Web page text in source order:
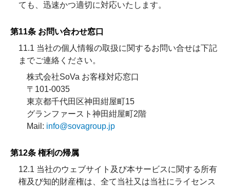
ても、迅速かつ適切に対応いたします。
第11条 お問い合わせ窓口
11.1 当社の個人情報の取扱に関するお問い合せは下記
までご連絡ください。
株式会社SoVa お客様対応窓口
〒101-0035
東京都千代田区神田紺屋町15
グランファースト神田紺屋町2階
Mail: info@sovagroup.jp
第12条 権利の帰属
12.1 当社のウェブサイト及び本サービスに関する所有
権及び知的財産権は、全て当社又は当社にライセンス